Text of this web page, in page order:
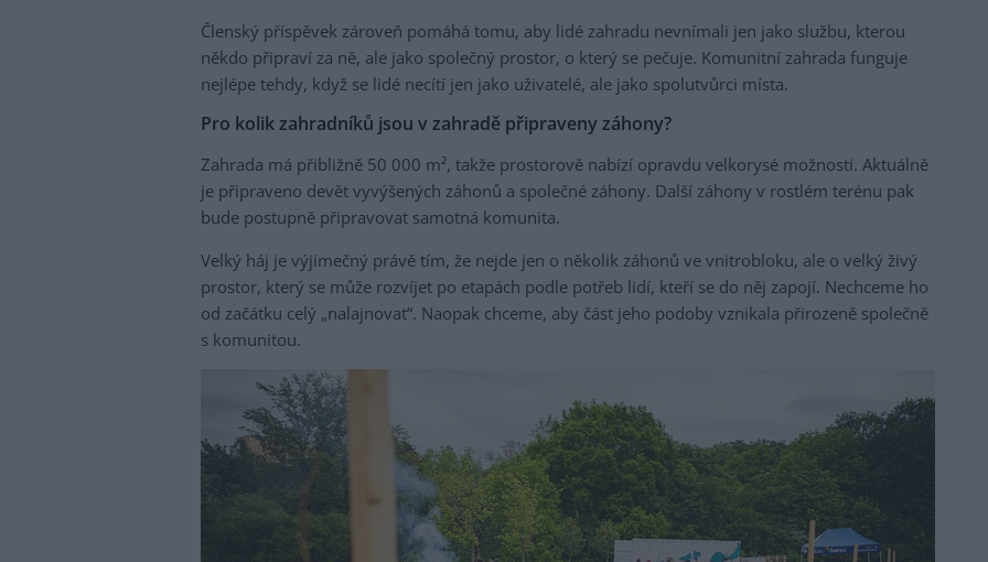
Členský příspěvek zároveň pomáhá tomu, aby lidé zahradu nevnímali jen jako službu, kterou
někdo připraví za ně, ale jako společný prostor, o který se pečuje. Komunitní zahrada funguje
nejlépe tehdy, když se lidé necítí jen jako uživatelé, ale jako spolutvůrci místa.
Pro kolik zahradníků jsou v zahradě připraveny záhony?
Zahrada má přibližně 50 000 m², takže prostorově nabízí opravdu velkorysé možnosti. Aktuálně
je připraveno devět vyvýšených záhonů a společné záhony. Další záhony v rostlém terénu pak
bude postupně připravovat samotná komunita.
Velký háj je výjimečný právě tím, že nejde jen o několik záhonů ve vnitrobloku, ale o velký živý
prostor, který se může rozvíjet po etapách podle potřeb lidí, kteří se do něj zapojí. Nechceme ho
od začátku celý „nalajnovat“. Naopak chceme, aby část jeho podoby vznikala přirozeně společně
s komunitou.